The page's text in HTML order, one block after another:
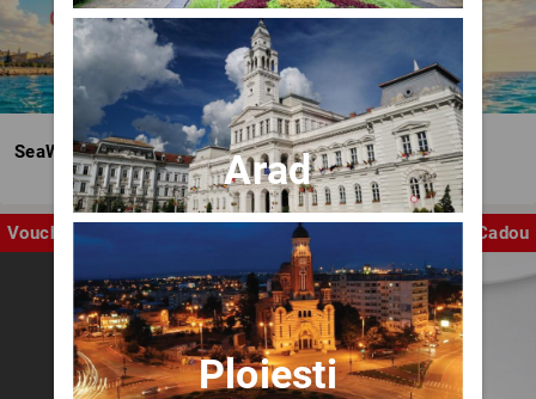
SeaWave Film & Arts Festival editia IV
Voucher Cadou
Arad
Ploiesti